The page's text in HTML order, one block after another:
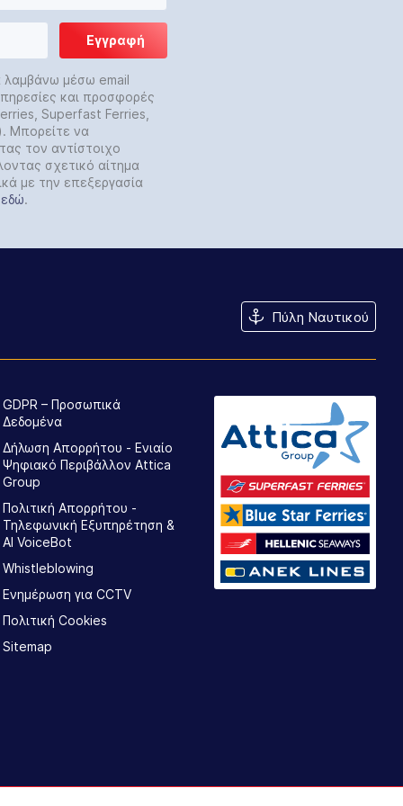
Εγγραφή
λαμβάνω μέσω email
και προσφορές
Superfast Ferries,
Μπορείτε να
τον αντίστοιχο
σχετικό αίτημα
με την επεξεργασία
εδώ.
Πύλη Ναυτικού
GDPR – Προσωπικά
Δεδομένα
Δήλωση Απορρήτου - Ενιαίο
Ψηφιακό Περιβάλλον Attica
Group
Πολιτική Απορρήτου -
Τηλεφωνική Εξυπηρέτηση &
AI VoiceBot
Whistleblowing
Ενημέρωση για CCTV
Πολιτική Cookies
Sitemap